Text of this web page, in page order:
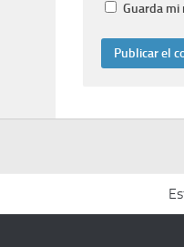
Guarda mi